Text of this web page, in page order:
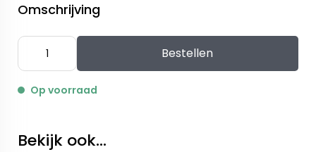
Omschrijving
Bestellen
Op voorraad
Bekijk ook...